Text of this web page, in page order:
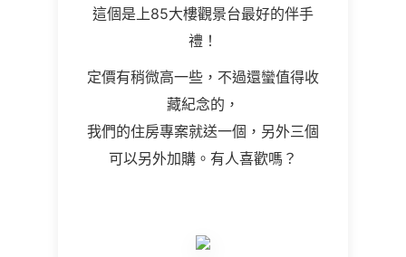
這個是上85大樓觀景台最好的伴手
禮！
定價有稍微高一些，不過還蠻值得收
藏紀念的，
我們的住房專案就送一個，另外三個
可以另外加購。有人喜歡嗎？